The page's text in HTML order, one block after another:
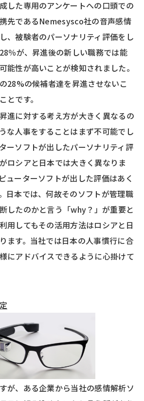
した専用のアンケートへの口頭での
先であるNemesysco社の音声感情
、被験者のパーソナリティ評価をし
％が、昇進後の新しい職務では能
能性が高いことが検知されました。
28%の候補者達を昇進させないこ
とです。
進に対する考え方が大きく異なるの
な人事をすることはまず不可能でし
ーソフトが出したパーソナリティ評
ロシアと日本では大きく異なりま
ューターソフトが出した評価はあく
日本では、何故そのソフトが管理職
したのかと言う「why？」が重要と
用してもその活用方法はロシアと日
ます。当社では日本の人事慣行に合
にアドバイスできるように心掛けて
が、ある企業から当社の感情解析ソ